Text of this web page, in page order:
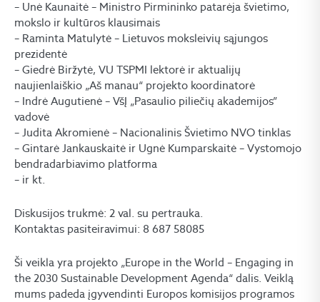
– Unė Kaunaitė – Ministro Pirmininko patarėja švietimo,
mokslo ir kultūros klausimais
– Raminta Matulytė – Lietuvos moksleivių sąjungos
prezidentė
– Giedrė Biržytė, VU TSPMI lektorė ir aktualijų
naujienlaiškio „Aš manau“ projekto koordinatorė
– Indrė Augutienė – VšĮ „Pasaulio piliečių akademijos”
vadovė
– Judita Akromienė – Nacionalinis Švietimo NVO tinklas
– Gintarė Jankauskaitė ir Ugnė Kumparskaitė – Vystomojo
bendradarbiavimo platforma
– ir kt.
Diskusijos trukmė: 2 val. su pertrauka.
Kontaktas pasiteiravimui: 8 687 58085
Ši veikla yra projekto „Europe in the World – Engaging in
the 2030 Sustainable Development Agenda“ dalis. Veiklą
mums padeda įgyvendinti Europos komisijos programos